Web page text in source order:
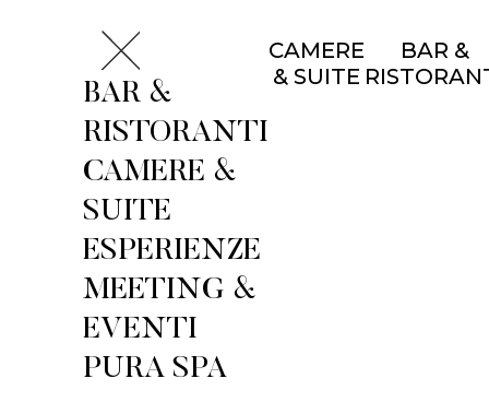
BAR &
RISTORANTI
CAMERE &
SUITE
ESPERIENZE
MEETING &
EVENTI
PURA SPA
CAMERE
& SUITE
BAR &